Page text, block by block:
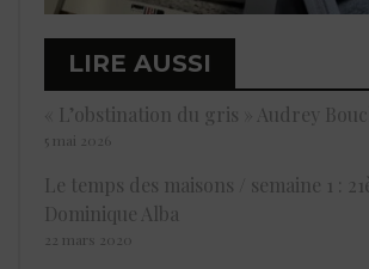
LIRE AUSSI
« L’obstination du gris » Audrey
5 mai 2026
Le temps des maisons / semaine 1 :
Dominique Alba
22 mars 2020